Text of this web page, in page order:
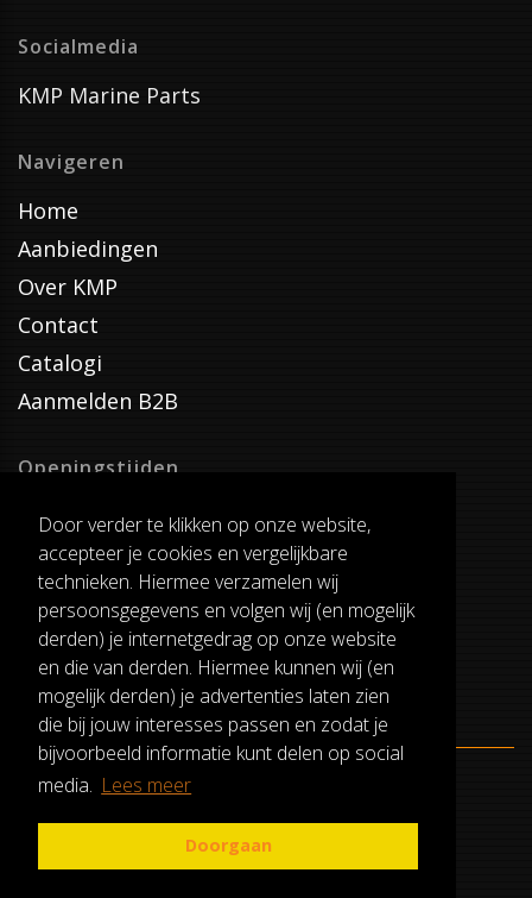
Door verder te klikken op onze website,
accepteer je cookies en vergelijkbare
technieken. Hiermee verzamelen wij
persoonsgegevens en volgen wij (en mogelijk
derden) je internetgedrag op onze website
en die van derden. Hiermee kunnen wij (en
mogelijk derden) je advertenties laten zien
die bij jouw interesses passen en zodat je
bijvoorbeeld informatie kunt delen op social
media. Lees meer
Doorgaan
Socialmedia
KMP Marine Parts
Navigeren
Home
Aanbiedingen
Over KMP
Contact
Catalogi
Aanmelden B2B
Openingstijden
Dinsdag T/M Zaterdag
van 8:00-17:00
Verzenddagen
Dinsdag T/M Vrijdag
Pauze
12:30-13:00
ALGEMENE VOORWAARDEN
RUILEN EN RETOURNEREN